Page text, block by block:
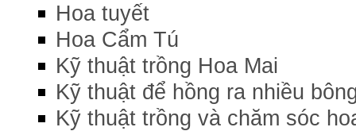
Hoa tuyết
Hoa Cẩm Tú
Kỹ thuật trồng Hoa Mai
Kỹ thuật để hồng ra nhiều
Kỹ thuật trồng và chăm sóc